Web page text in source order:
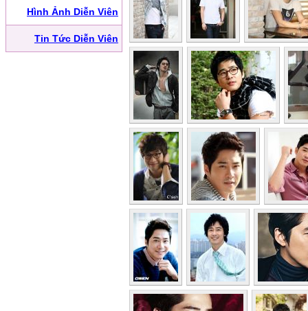
Hình Ảnh Diễn Viên
Tin Tức Diễn Viên